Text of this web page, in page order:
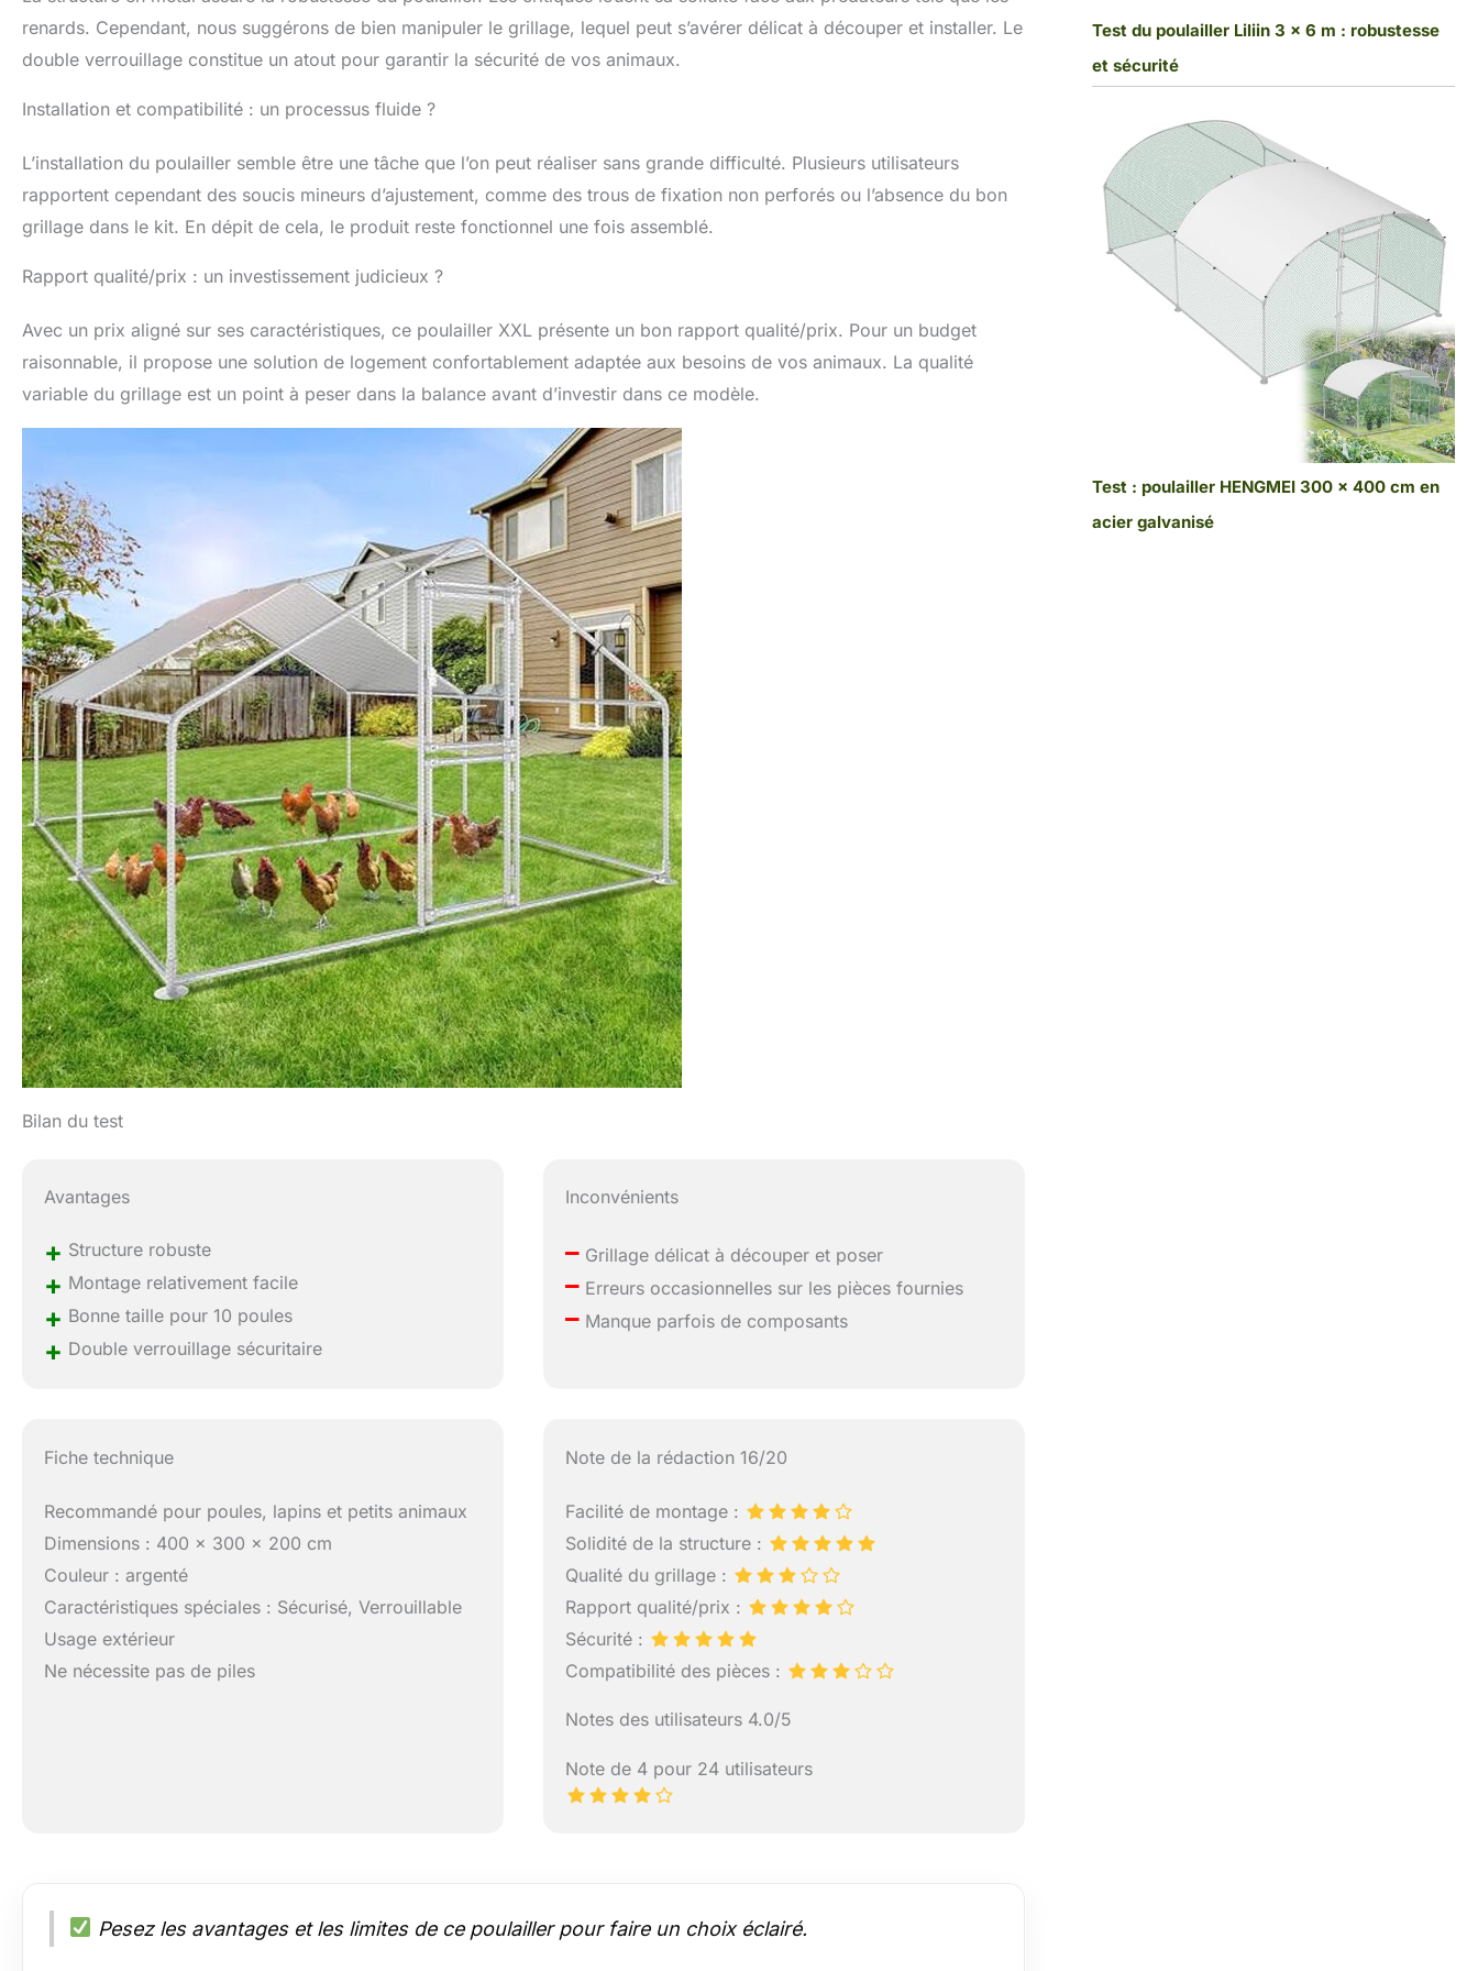
widrigen Wetterbedingungen. Das Sonnenschutzpaneele-Design verhindert
zudem übermäßige Sonneneinstrahlung und hält eine angenehme
Umgebungstemperatur aufrecht. Geräumiges & Vielseitiges Freigehege:
Mehr Platz für glückliche Tiere! Unser großzügiges Freigehege
(300x400x200 cm) bietet Hühnern, Enten, Kaninchen und sogar Katzen
oder Hunden ausreichend Bewegungsfreiheit. Das beliebte Allround-Gehege
renards. Cependant, nous suggérons de bien manipuler le grillage, lequel peut s’avérer délicat à découper et installer. Le
double verrouillage constitue un atout pour garantir la sécurité de vos animaux.
Installation et compatibilité : un processus fluide ?
L’installation du poulailler semble être une tâche que l’on peut réaliser sans grande difficulté. Plusieurs utilisateurs
rapportent cependant des soucis mineurs d’ajustement, comme des trous de fixation non perforés ou l’absence du bon
grillage dans le kit. En dépit de cela, le produit reste fonctionnel une fois assemblé.
Rapport qualité/prix : un investissement judicieux ?
Avec un prix aligné sur ses caractéristiques, ce poulailler XXL présente un bon rapport qualité/prix. Pour un budget
raisonnable, il propose une solution de logement confortablement adaptée aux besoins de vos animaux. La qualité
variable du grillage est un point à peser dans la balance avant d’investir dans ce modèle.
Bilan du test
Avantages
+ Structure robuste
+ Montage relativement facile
+ Bonne taille pour 10 poules
+ Double verrouillage sécuritaire
Inconvénients
– Grillage délicat à découper et poser
– Erreurs occasionnelles sur les pièces fournies
– Manque parfois de composants
Fiche technique
Recommandé pour poules, lapins et petits animaux
Dimensions : 400 x 300 x 200 cm
Couleur : argenté
Caractéristiques spéciales : Sécurisé, Verrouillable
Usage extérieur
Ne nécessite pas de piles
Note de la rédaction 16/20
Facilité de montage :
Solidité de la structure :
Qualité du grillage :
Rapport qualité/prix :
Sécurité :
Compatibilité des pièces :
Notes des utilisateurs 4.0/5
Note de 4 pour 24 utilisateurs
Pesez les avantages et les limites de ce poulailler pour faire un choix éclairé.
Test du poulailler Liliin 3 x 6 m : robustesse
et sécurité
Test : poulailler HENGMEI 300 x 400 cm en
acier galvanisé